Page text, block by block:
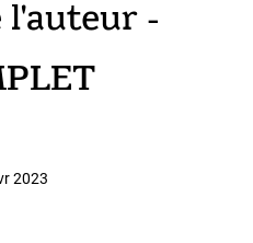
l'auteur -
2023